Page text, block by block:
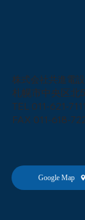
株式会社共進電設
札幌市中央区
TEL 011-621-7111
FAX 011-618-
Google Map